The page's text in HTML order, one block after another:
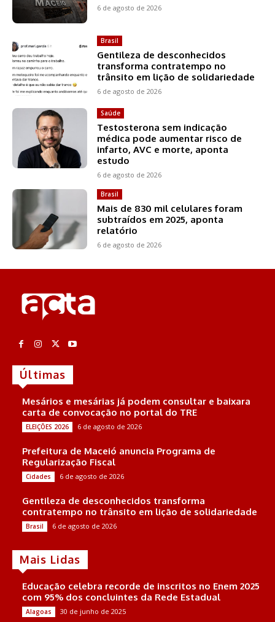
6 de agosto de 2026
Brasil
Gentileza de desconhecidos
transforma contratempo no
trânsito em lição de solidariedade
6 de agosto de 2026
Saúde
Testosterona sem indicação
médica pode aumentar risco de
infarto, AVC e morte, aponta
estudo
6 de agosto de 2026
Brasil
Mais de 830 mil celulares foram
subtraídos em 2025, aponta
relatório
6 de agosto de 2026
Últimas
Mesários e mesárias já podem consultar e baixara
carta de convocação no portal do TRE
ELEIÇÕES 2026 6 de agosto de 2026
Prefeitura de Maceió anuncia Programa de
Regularização Fiscal
Cidades 6 de agosto de 2026
Gentileza de desconhecidos transforma
contratempo no trânsito em lição de solidariedade
Brasil 6 de agosto de 2026
Mais Lidas
Educação celebra recorde de inscritos no Enem 2025
com 95% dos concluintes da Rede Estadual
Alagoas 30 de junho de 2025